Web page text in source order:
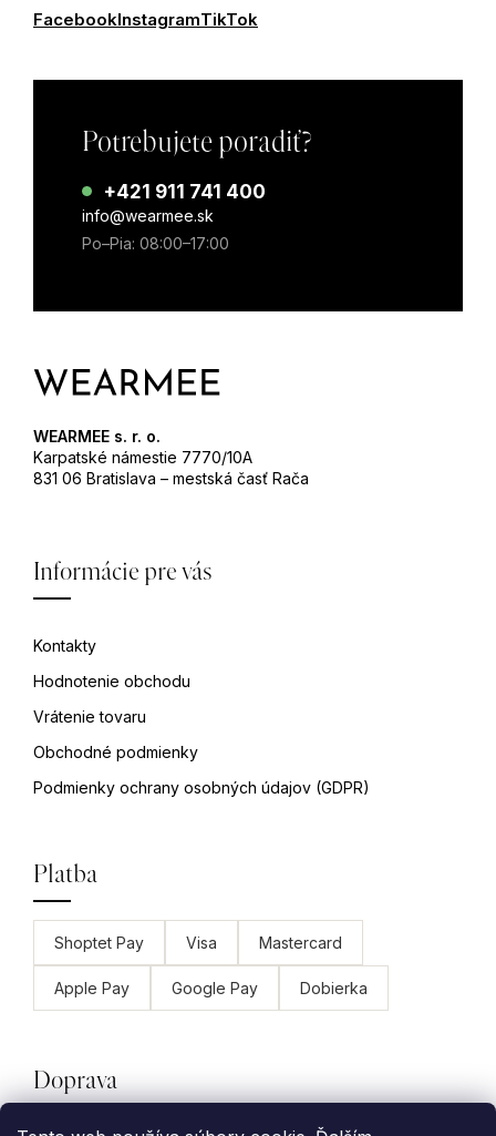
FacebookInstagramTikTok
Potrebujete poradiť?
+421 911 741 400
info@wearmee.sk
Po–Pia: 08:00–17:00
WEARMEE s. r. o.
Karpatské námestie 7770/10A
831 06 Bratislava – mestská časť Rača
Informácie pre vás
Kontakty
Hodnotenie obchodu
Vrátenie tovaru
Obchodné podmienky
Podmienky ochrany osobných údajov (GDPR)
Platba
Shoptet Pay Visa Mastercard
Apple Pay Google Pay Dobierka
Doprava